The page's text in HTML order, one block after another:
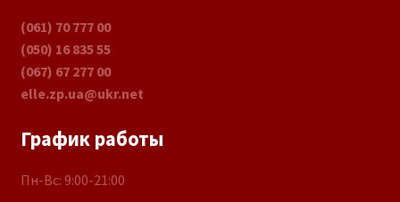
(061) 70 777 00
(050) 16 835 55
(067) 67 277 00
elle.zp.ua@ukr.net
График работы
Пн-Вс: 9:00-21:00